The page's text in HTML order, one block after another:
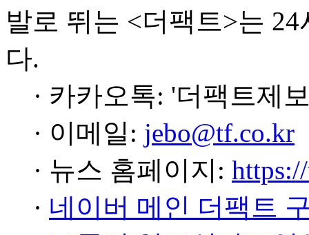
발로 뛰는 <더팩트>는
다.
· 카카오톡: '더팩트제
· 이메일: jebo@tf.co.kr
· 뉴스 홈페이지:
· 네이버 메인 더팩트